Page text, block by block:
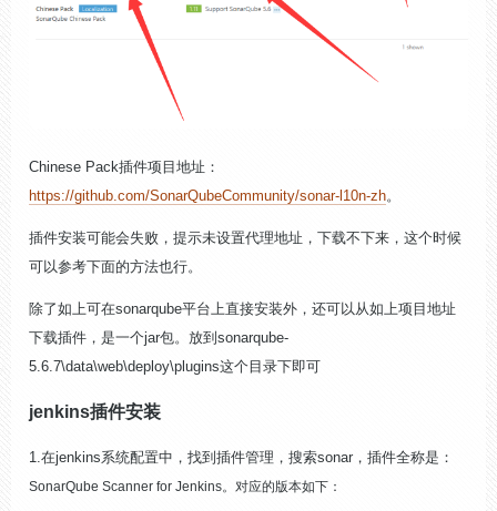
Chinese Pack插件项目地址：
https://github.com/SonarQubeCommunity/sonar-l10n-zh。
插件安装可能会失败，提示未设置代理地址，下载不下来，这个时候
可以参考下面的方法也行。
除了如上可在sonarqube平台上直接安装外，还可以从如上项目地址
下载插件，是一个jar包。放到sonarqube-
5.6.7\data\web\deploy\plugins这个目录下即可
jenkins插件安装
1.在jenkins系统配置中，找到插件管理，搜索sonar，插件全称是：
SonarQube Scanner for Jenkins。对应的版本如下：